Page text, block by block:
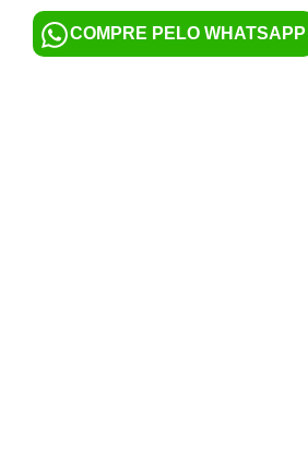
COMPRE PELO WHATSAPP